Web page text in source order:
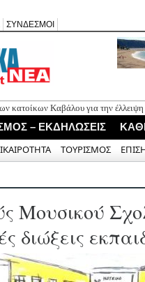
ΣΥΝΔΕΣΜΟΙ
κατοίκων Καβάλου για την έλλειψη
ο ηθοποιός Νίκος Καλογερόπουλος
της Ηλία Λογοθέτη σε μια βραδιά
απόδημους Αλεξανδρίτες στον Άγιο
– ΕΚΔΗΛΩΣΕΙΣ
ΤΟΥΡΙΣΜΟΣ
Μουσικού
διώξεις